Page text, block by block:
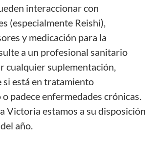
interaccionar con
(especialmente Reishi),
y medicación para la
a un profesional sanitario
cualquier suplementación,
si está en tratamiento
padece enfermedades crónicas.
Victoria estamos a su disposición
año.